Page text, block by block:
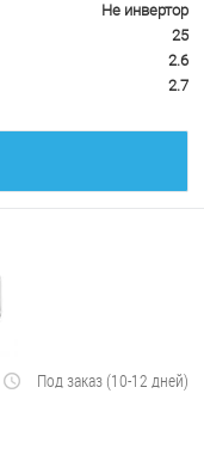
Не инвертор
25
2.6
2.7
Под заказ (10-12 дней)